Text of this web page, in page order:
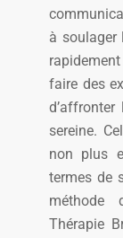
à soulager
faire des
sereine.
non plus
termes de
méthode
Thérapie